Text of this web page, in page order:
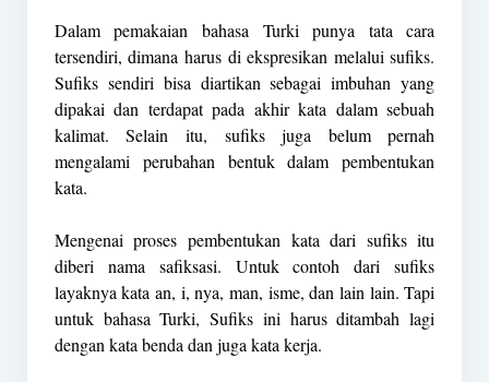
Dalam pemakaian bahasa Turki punya tata cara
tersendiri, dimana harus di ekspresikan melalui sufiks.
Sufiks sendiri bisa diartikan sebagai imbuhan yang
dipakai dan terdapat pada akhir kata dalam sebuah
kalimat. Selain itu, sufiks juga belum pernah
mengalami perubahan bentuk dalam pembentukan
kata.
Mengenai proses pembentukan kata dari sufiks itu
diberi nama safiksasi. Untuk contoh dari sufiks
layaknya kata an, i, nya, man, isme, dan lain lain. Tapi
untuk bahasa Turki, Sufiks ini harus ditambah lagi
dengan kata benda dan juga kata kerja.